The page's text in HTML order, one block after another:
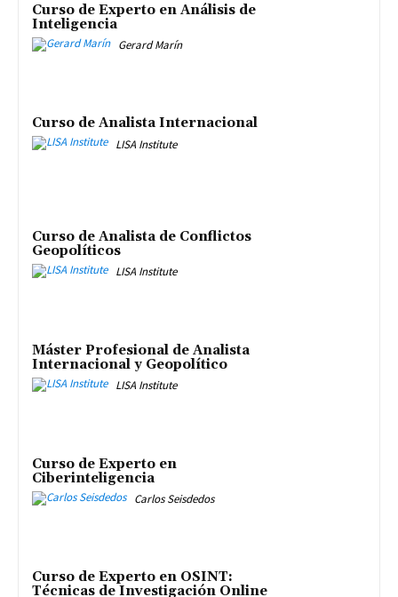
Curso de Experto en Análisis de
Inteligencia
Gerard Marín
Curso de Analista Internacional
LISA Institute
Curso de Analista de Conflictos
Geopolíticos
LISA Institute
Máster Profesional de Analista
Internacional y Geopolítico
LISA Institute
Curso de Experto en
Ciberinteligencia
Carlos Seisdedos
Curso de Experto en OSINT:
Técnicas de Investigación Online